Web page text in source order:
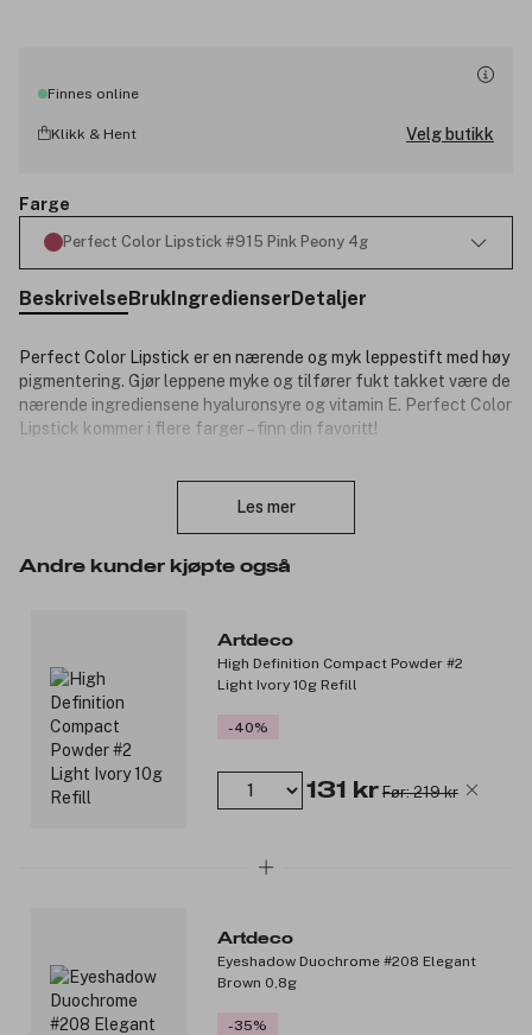
Finnes online
Klikk & Hent Velg butikk
Farge
Perfect Color Lipstick #915 Pink Peony 4g
BeskrivelseBrukIngredienserDetaljer
Perfect Color Lipstick er en nærende og myk leppestift med høy
pigmentering. Gjør leppene myke og tilfører fukt takket være de
nærende ingrediensene hyaluronsyre og vitamin E. Perfect Color
Lipstick kommer i flere farger – finn din favoritt!
Nærende og myk konsistens.
Høy pigmentering.
Passer for alle – spesielt tørre lepper.
Les mer
Andre kunder kjøpte også
Artdeco
High Definition Compact Powder #2
Light Ivory 10g Refill
-40%
131 kr Før: 219 kr
Artdeco
Eyeshadow Duochrome #208 Elegant
Brown 0,8g
-35%